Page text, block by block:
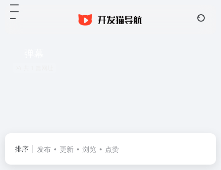
排序 发布 更新 浏览 点赞